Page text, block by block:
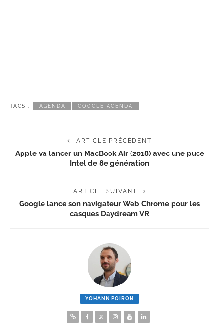
TAGS : AGENDA GOOGLE AGENDA
ARTICLE PRÉCÉDENT
Apple va lancer un MacBook Air (2018) avec une puce
Intel de 8e génération
ARTICLE SUIVANT
Google lance son navigateur Web Chrome pour les
casques Daydream VR
YOHANN POIRON